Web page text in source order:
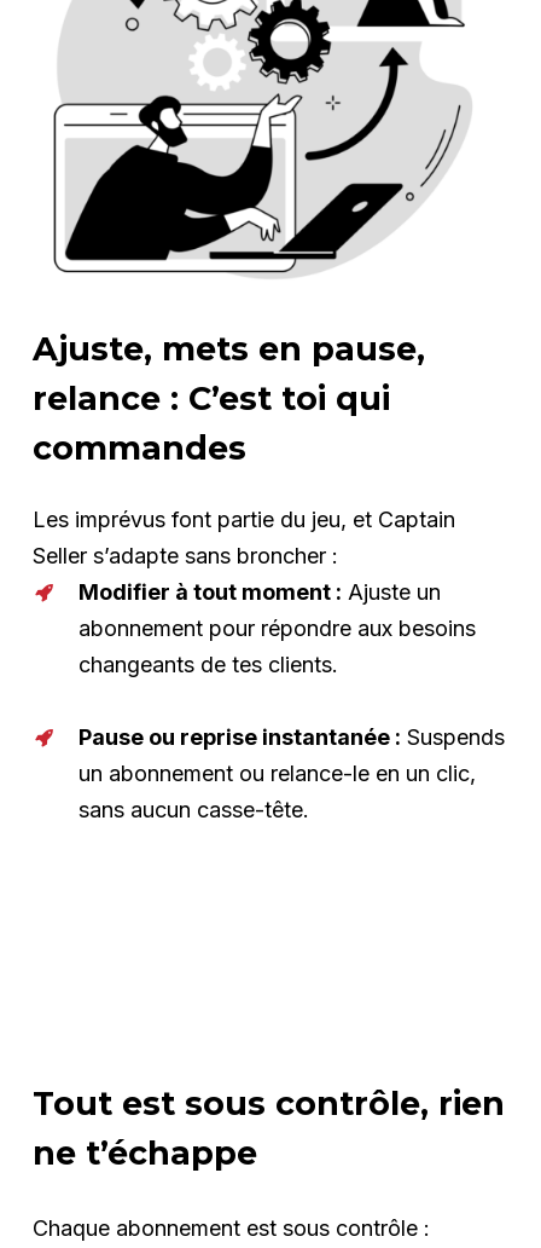
Ajuste, mets en pause,
relance : C’est toi qui
commandes
Les imprévus font partie du jeu, et Captain
Seller s’adapte sans broncher :
Modifier à tout moment : Ajuste un
abonnement pour répondre aux besoins
changeants de tes clients.
Pause ou reprise instantanée : Suspends
un abonnement ou relance-le en un clic,
sans aucun casse-tête.
Tout est sous contrôle, rien
ne t’échappe
Chaque abonnement est sous contrôle :